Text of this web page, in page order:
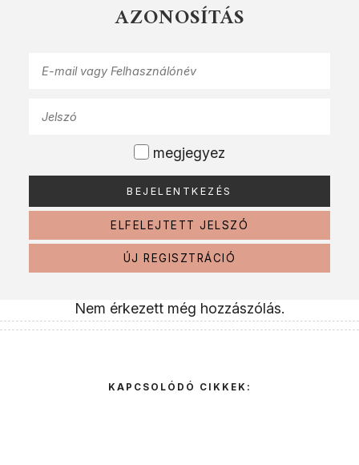
AZONOSÍTÁS
megjegyez
ELFELEJTETT JELSZÓ
ÚJ REGISZTRÁCIÓ
Nem érkezett még hozzászólás.
KAPCSOLÓDÓ CIKKEK: